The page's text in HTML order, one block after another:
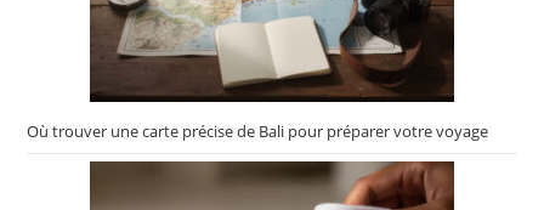
Où trouver une carte précise de Bali pour préparer votre voyage